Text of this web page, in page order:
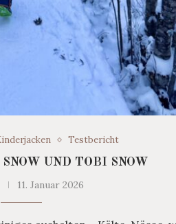
Testbericht
UND TOBI SNOW
11. Januar 2026